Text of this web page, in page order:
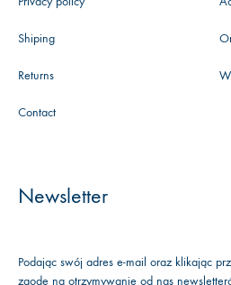
Shiping
Returns
Contact
Newsletter
Podając swój adres e-mail oraz klikając
zgodę na otrzymywanie od nas